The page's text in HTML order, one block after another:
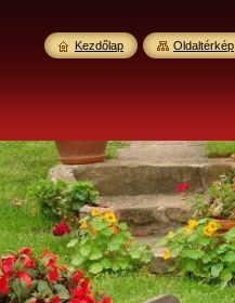
Kezdőlap Oldaltérkép